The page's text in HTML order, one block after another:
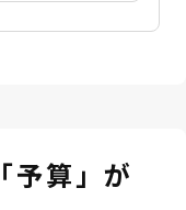
予算」が